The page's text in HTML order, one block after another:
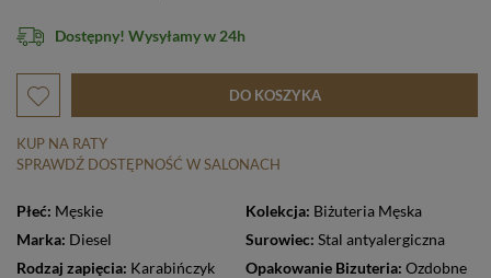
Dostępny! Wysyłamy w 24h
DO KOSZYKA
KUP NA RATY
SPRAWDŹ DOSTĘPNOŚĆ W SALONACH
Płeć: Męskie Kolekcja: Biżuteria Męska
Marka: Diesel Surowiec: Stal antyalergiczna
Rodzaj zapięcia: Karabińczyk Opakowanie Bizuteria: Ozdobne